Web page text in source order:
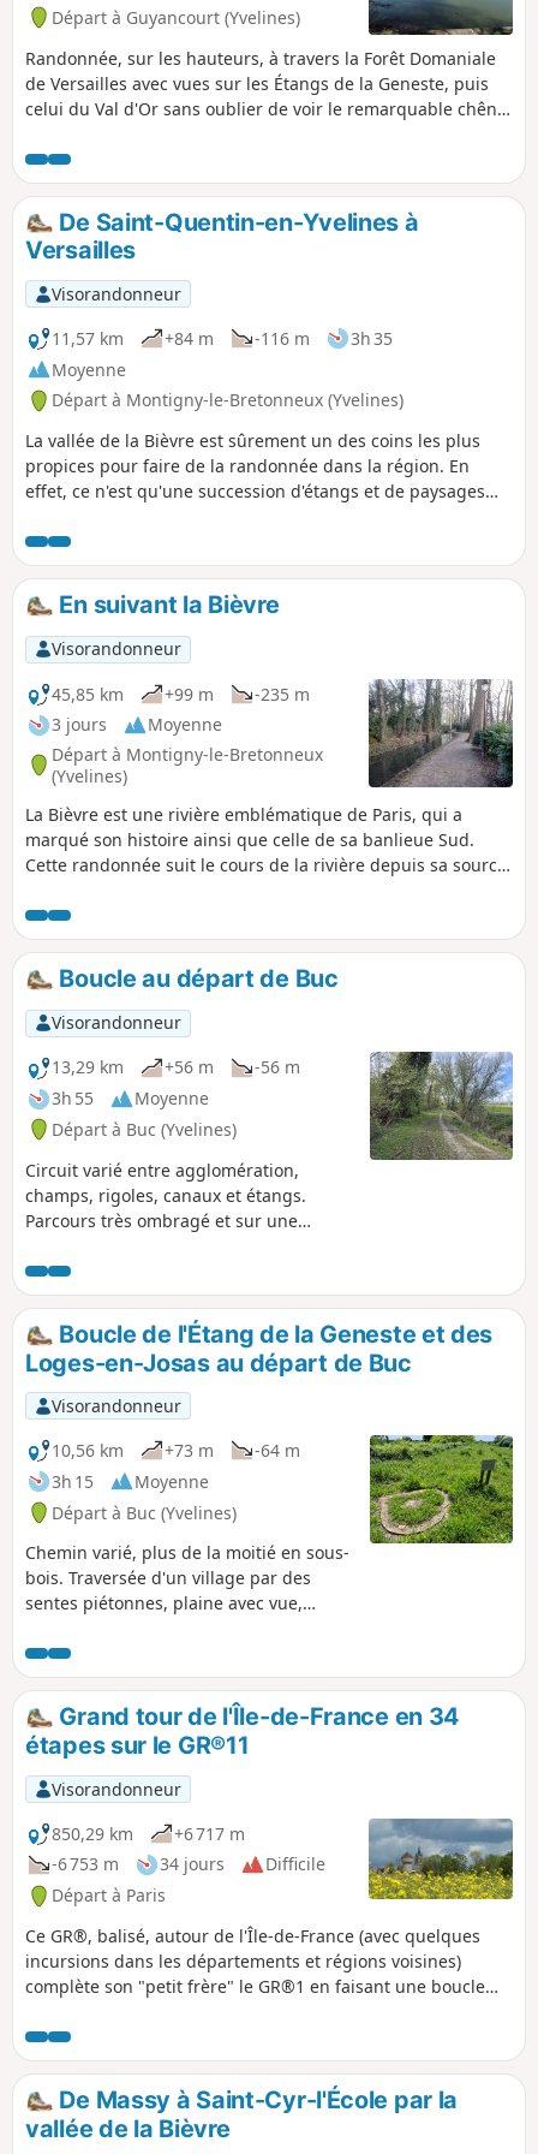
Départ à Guyancourt (Yvelines)
Randonnée, sur les hauteurs, à travers la Forêt Domaniale
de Versailles avec vues sur les Étangs de la Geneste, puis
celui du Val d'Or sans oublier de voir le remarquable chêne
De Saint-Quentin-en-Yvelines à
Versailles
Visorandonneur
11,57 km
+84 m -116 m
3h 35
Moyenne
Départ à Montigny-le-Bretonneux (Yvelines)
La vallée de la Bièvre est sûrement un des coins les plus
propices pour faire de la randonnée dans la région. En
effet, ce n'est qu'une succession d'étangs et de paysages
plus intéressante de cette vallée avec une succession de
cinq étangs remarquables. L'arrivée peut ensuite se
poursuivre par la visite de Versailles, ajoutant ainsi une
touche historique au parcours.
En suivant la Bièvre
Visorandonneur
45,85 km
+99 m
-235 m
3 jours
Moyenne
Départ à Montigny-le-Bretonneux
(Yvelines)
La Bièvre est une rivière emblématique de Paris, qui a
marqué son histoire ainsi que celle de sa banlieue Sud.
Cette randonnée suit le cours de la rivière depuis sa source
parcours est divisé en trois tronçons aux caractéristiques
différentes, allant du plus champêtre au plus urbain.
Boucle au départ de Buc
Visorandonneur
13,29 km
+56 m
-56 m
3h 55
Moyenne
Départ à Buc (Yvelines)
Circuit varié entre agglomération,
champs, rigoles, canaux et étangs.
Parcours très ombragé et sur une
herbe. Passage au Château de Buc, le
long du golf national, de l'aérodrome de
Toussus-le-Noble, Guyancourt, les
étangs Val d'Or et Geneste.
Boucle de l'Étang de la Geneste et des
Loges-en-Josas au départ de Buc
Visorandonneur
10,56 km
+73 m
-64 m
3h 15
Moyenne
Départ à Buc (Yvelines)
Chemin varié, plus de la moitié en sous-
bois. Traversée d'un village par des
sentes piétonnes, plaine avec vue,
bon état, excepté la digue, suivant la
taille de l'herbe. Une agréable petite
randonnée à découvrir.
Grand tour de l'Île-de-France en 34
étapes sur le GR®11
Visorandonneur
850,29 km
+6 717 m
-6 753 m
34 jours
Difficile
Départ à Paris
Ce GR®, balisé, autour de l'Île-de-France (avec quelques
incursions dans les départements et régions voisines)
complète son "petit frère" le GR®1 en faisant une boucle
grand. Il suit le même schéma global : d'abord une partie
radiale partant de Paris (plus précisément du pont
d'Austerlitz, proche de l'ancienne confluence de la Bièvre
avec la Seine), et remontant la totalité de la vallée de la
Bièvre, puis continuant jusque Villiers-Saint-Frédéric, dans
De Massy à Saint-Cyr-l'École par la
vallée de la Bièvre